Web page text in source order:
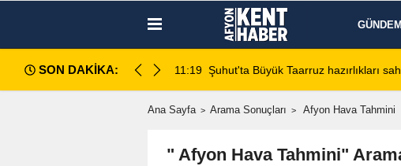
GÜNDEM
SON DAKİKA:
değerlendirildi 11:18 Afyon Cenaze İlanları: 7 Ağustos 2026
Ana Sayfa Arama Sonuçları Afyon Hava Tahmini
" Afyon Hava Tahmini"